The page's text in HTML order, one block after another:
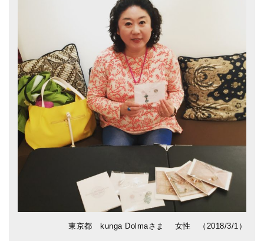
東京都 kunga Dolmaさま 女性 （2018/3/1）